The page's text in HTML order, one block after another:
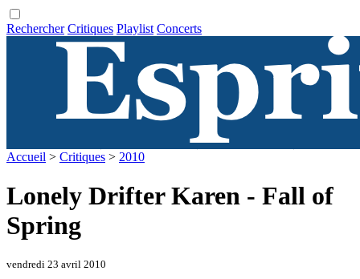
Rechercher Critiques Playlist Concerts
Accueil > Critiques > 2010
Lonely Drifter Karen - Fall of
Spring
vendredi 23 avril 2010